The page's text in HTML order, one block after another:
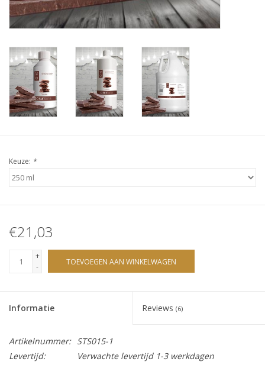
adviesgesprek met ons!
Suntana
Sjolie
Cadeaubonnen
Merken
gift cards/ cadeau bonnen
Keuze: *
€21,03
+
-
TOEVOEGEN AAN WINKELWAGEN
Informatie Reviews (6)
Artikelnummer: STS015-1
Levertijd:
Verwachte levertijd 1-3 werkdagen